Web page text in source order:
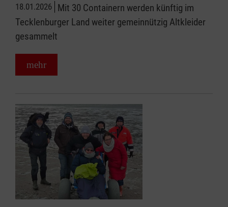
18.01.2026 Mit 30 Containern werden künftig im
Tecklenburger Land weiter gemeinnützig Altkleider
gesammelt
mehr